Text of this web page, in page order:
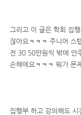
그리고 이 글은 학회 집
잖아요ㅋㅋㅋ 주니어 스
전 30 50만원씩 밖에 안
손해에요ㅋㅋㅋ 뭐가 문
집행부 하고 강의해도